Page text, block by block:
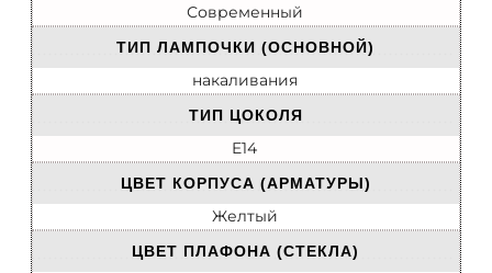
Современный
ТИП ЛАМПОЧКИ (ОСНОВНОЙ)
накаливания
ТИП ЦОКОЛЯ
E14
ЦВЕТ КОРПУСА (АРМАТУРЫ)
Желтый
ЦВЕТ ПЛАФОНА (СТЕКЛА)